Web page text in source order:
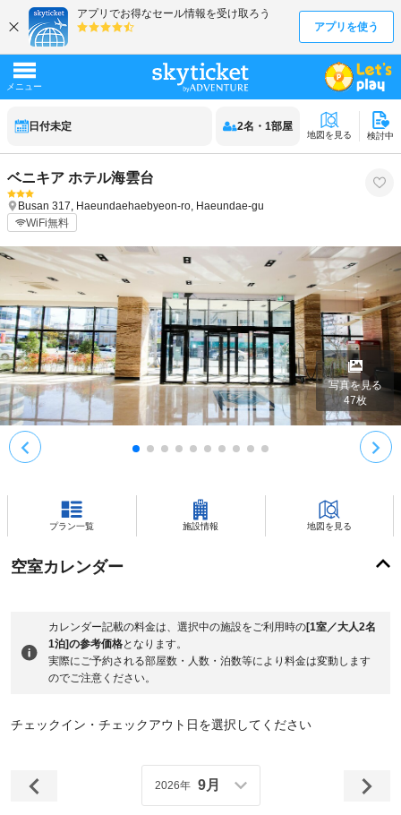
日付未定 2名 ・ 1部屋
地図を見る 検討中
ベニキア ホテル海雲台
Busan 317, Haeundaehaebyeon-ro, Haeundae-gu
WiFi無料
写真を見る
47枚
プラン一覧 施設情報 地図を見る
空室カレンダー
カレンダー記載の料金は、選択中の施設をご利用時の[1室／大人2名
1泊]の参考価格となります。
実際にご予約される部屋数・人数・泊数等により料金は変動します
のでご注意ください。
チェックイン・チェックアウト日を選択してください
2026年 9月